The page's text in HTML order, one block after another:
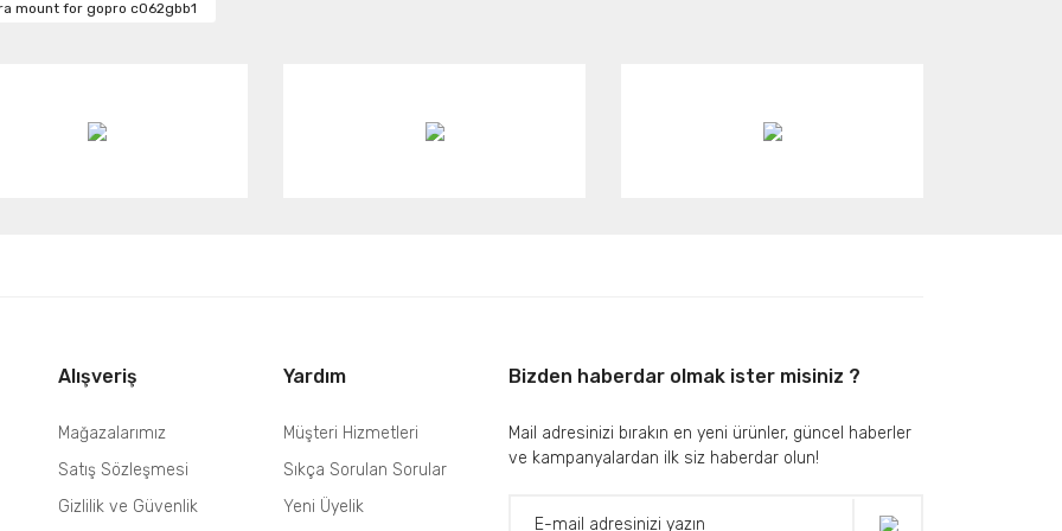
mount for gopro c062gbb1
Alışveriş
Mağazalarımız
Satış Sözleşmesi
Gizlilik ve Güvenlik
Yardım
Müşteri Hizmetleri
Sıkça Sorulan Sorular
Yeni Üyelik
Bizden haberdar olmak ister misiniz ?
Mail adresinizi bırakın en yeni ürünler, güncel haberler
ve kampanyalardan ilk siz haberdar olun!